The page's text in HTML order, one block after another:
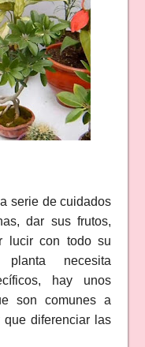
serie de cuidados
dar sus frutos,
lucir con todo su
necesita
hay unos
son comunes a
diferenciar las